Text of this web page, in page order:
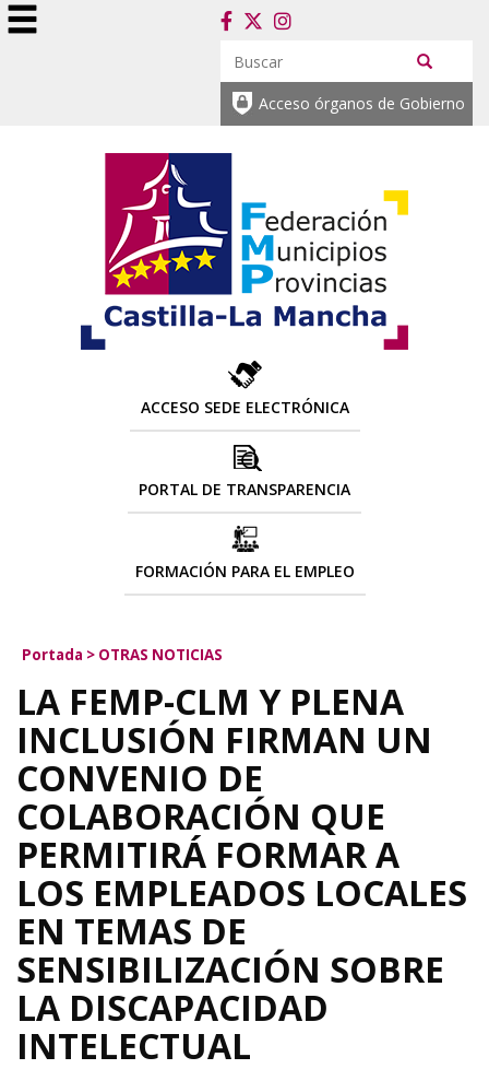
Acceso órganos de Gobierno
ACCESO SEDE ELECTRÓNICA
PORTAL DE TRANSPARENCIA
FORMACIÓN PARA EL EMPLEO
Portada > OTRAS NOTICIAS
LA FEMP-CLM Y PLENA
INCLUSIÓN FIRMAN UN
CONVENIO DE
COLABORACIÓN QUE
PERMITIRÁ FORMAR A
LOS EMPLEADOS LOCALES
EN TEMAS DE
SENSIBILIZACIÓN SOBRE
LA DISCAPACIDAD
INTELECTUAL